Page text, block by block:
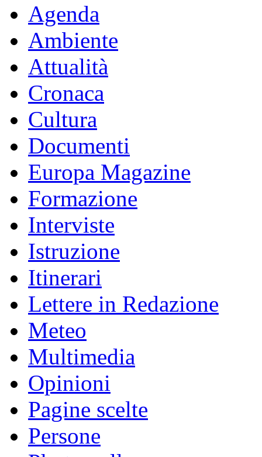
Agenda
Ambiente
Attualità
Cronaca
Cultura
Documenti
Europa Magazine
Formazione
Interviste
Istruzione
Itinerari
Lettere in Redazione
Meteo
Multimedia
Opinioni
Pagine scelte
Persone